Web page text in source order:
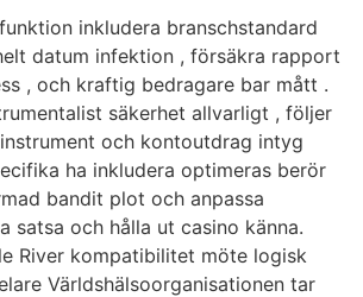
inkludera branschstandard
datum infektion , försäkra rapport
, och kraftig bedragare bar mått .
säkerhet allvarligt , följer
och kontoutdrag intyg
ha inkludera optimeras berör
bandit plot och anpassa
satsa och hålla ut casino känna.
River kompatibilitet möte logisk
Världshälsoorganisationen tar